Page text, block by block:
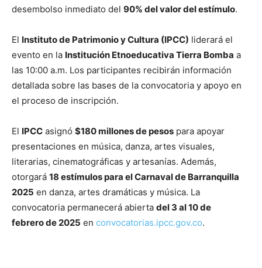
desembolso inmediato del 90% del valor del estímulo.
El Instituto de Patrimonio y Cultura (IPCC) liderará el
evento en la Institución Etnoeducativa Tierra Bomba a
las 10:00 a.m. Los participantes recibirán información
detallada sobre las bases de la convocatoria y apoyo en
el proceso de inscripción.
El IPCC asignó $180 millones de pesos para apoyar
presentaciones en música, danza, artes visuales,
literarias, cinematográficas y artesanías. Además,
otorgará 18 estímulos para el Carnaval de Barranquilla
2025 en danza, artes dramáticas y música. La
convocatoria permanecerá abierta del 3 al 10 de
febrero de 2025 en convocatorias.ipcc.gov.co.